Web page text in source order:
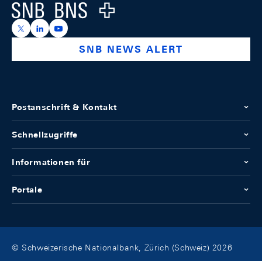
Logo
https://x.com/snb_bns
https://ch.linkedin.com/company/swiss-national-
https://www.youtube.com/@swissnationalbank
SNB NEWS ALERT
Postanschrift & Kontakt
Schnellzugriffe
Informationen für
Portale
© Schweizerische Nationalbank, Zürich (Schweiz) 2026